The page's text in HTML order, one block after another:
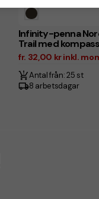
Infinity-penna
Trail med kompass
fr. 32,00 kr inkl.
Antal från: 25 st
8 arbetsdagar